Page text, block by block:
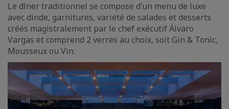
Le dîner traditionnel se compose d’un menu de luxe
avec dinde, garnitures, variété de salades et desserts
créés magistralement par le chef exécutif Álvaro
Vargas et comprend 2 verres au choix, soit Gin & Tonic,
Mousseux ou Vin.